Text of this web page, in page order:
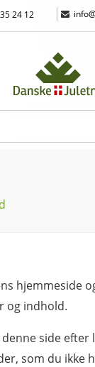
24 12 |
hjemmeside
og indhold.
side
som du ikke